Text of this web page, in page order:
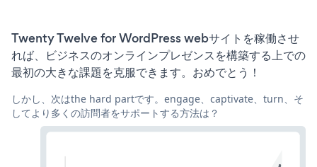
Twenty Twelve for WordPress webサイトを稼働させ
れば、ビジネスのオンラインプレゼンスを構築する上での
最初の大きな課題を克服できます。おめでとう！
しかし、次はthe hard partです。engage、captivate、turn、そ
してより多くの訪問者をサポートする方法は？